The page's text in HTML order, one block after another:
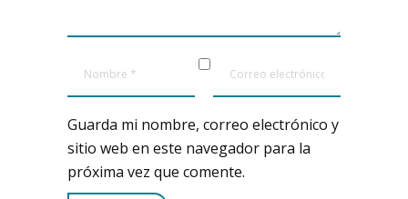
Guarda mi nombre, correo electrónico y
sitio web en este navegador para la
próxima vez que comente.